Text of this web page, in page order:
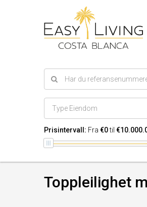
Type Eiendom
Prisintervall: Fra €0til
Toppleilighet